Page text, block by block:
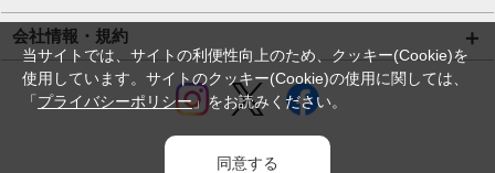
法人向け取扱端末
Wi-Fiレンタル HIS Wi-Fi PLUS+ for Biz
IoTソリューション
スマホ・タブレット端末に関する記事
お役立ち情報
法人コラム
SIMロック解除手続き
プロファイル・APN設定の方法
店舗型代理店募集
アライアンス関係
会社情報・規約
会社情報
当サイトでは、サイトの利便性向上のため、クッキー(Cookie)を
使用しています。サイトのクッキー(Cookie)の使用に関しては、
「 プライバシーポリシー」をお読みください。
同意する